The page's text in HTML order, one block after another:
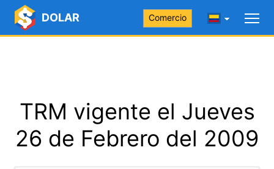
DOLAR Comercio
TRM vigente el Jueves
26 de Febrero del 2009